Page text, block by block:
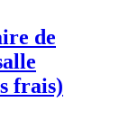
de
frais)